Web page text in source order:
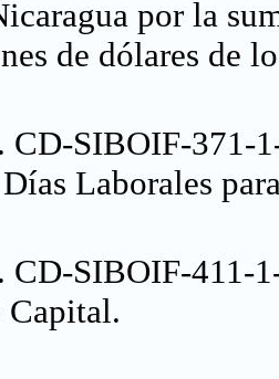
por la
de dólares de
CD-SIBOIF-371-
Laborales
CD-SIBOIF-411-
Capital.